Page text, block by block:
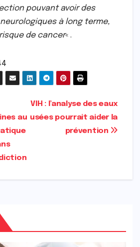
pouvant avoir des
à long terme,
de cancer« .
VIH : l’analyse des eaux
usées pourrait aider la
prévention
au